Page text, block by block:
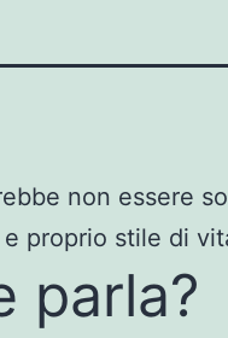
non essere
proprio stile di
parla?